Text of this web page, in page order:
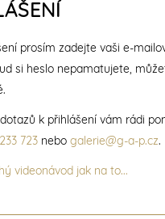
prosím zadejte vaši e-
si heslo nepamatujete,
k přihlášení vám rádi
723 nebo galerie@g-a-p.cz.
videonávod jak na to...